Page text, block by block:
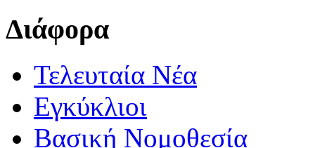
Διάφορα
Τελευταία Νέα
Εγκύκλιοι
Βασική Νομοθεσία